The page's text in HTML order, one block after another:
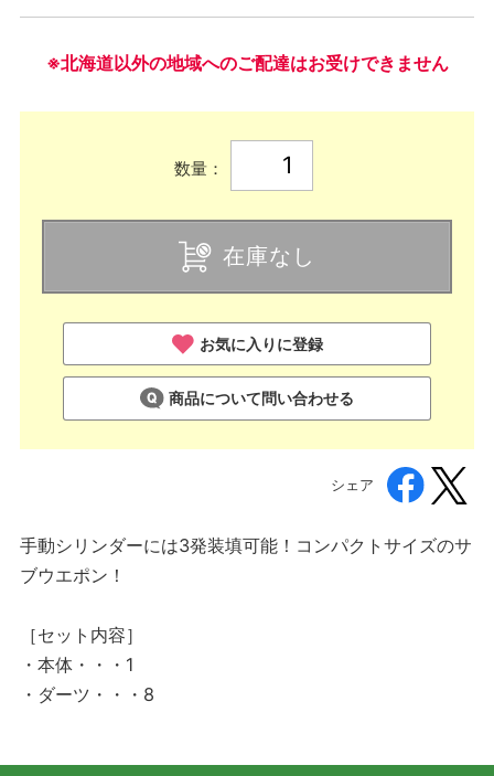
※北海道以外の地域へのご配達はお受けできません
数量：
在庫なし
お気に入りに登録
商品について問い合わせる
シェア
手動シリンダーには3発装填可能！コンパクトサイズのサ
ブウエポン！
［セット内容］
・本体・・・1
・ダーツ・・・8